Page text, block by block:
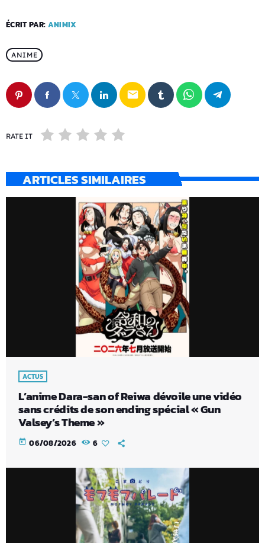
ÉCRIT PAR: ANIMIX
ANIME
email
RATE IT
ARTICLES SIMILAIRES
ACTUS
L’anime Dara-san of Reiwa dévoile une vidéo
sans crédits de son ending spécial « Gun
Valsey’s Theme »
today 06/08/2026 6